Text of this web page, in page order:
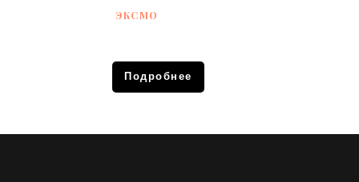
ЭКСМО
Подробнее